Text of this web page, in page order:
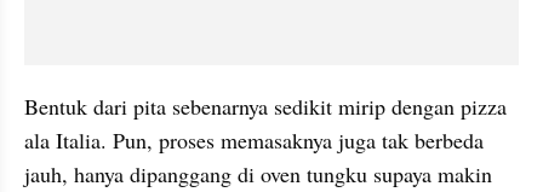
Bentuk dari pita sebenarnya sedikit mirip dengan pizza
ala Italia. Pun, proses memasaknya juga tak berbeda
jauh, hanya dipanggang di oven tungku supaya makin